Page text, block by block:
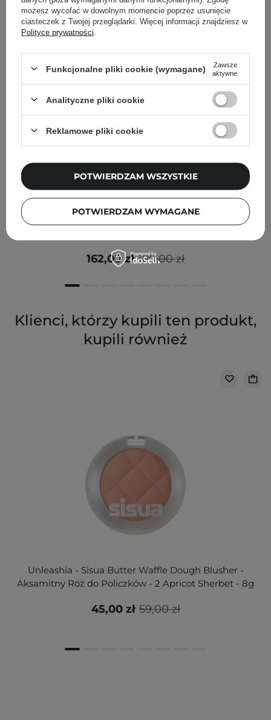
Cell Fusion C - PHA Enzyme Granule Peels Powder -
180,00 zł
162,00 zł
Klienci, którzy kupili ten produkt,
kupili również
Unleashia - Sisua Butter Waffle Dough Blusher -
Aksamitny Róż do Policzków - 2 Apricot Sherbet - 8g
59,00 zł
45,00 zł
możesz wycofać w dowolnym momencie poprzez usunięcie
ciasteczek z Twojej przeglądarki. Więcej informacji znajdziesz w
Polityce prywatności
Funkcjonalne pliki cookie (wymagane)
Zawsze
aktywne
Analityczne pliki cookie
Reklamowe pliki cookie
POTWIERDZAM WYMAGANE
POTWIERDZAM WSZYSTKIE